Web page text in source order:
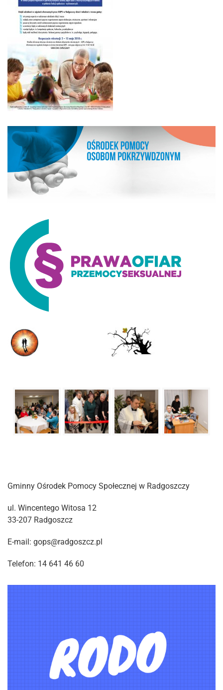
Gminny Ośrodek Pomocy Społecznej w Radgoszczy
ul. Wincentego Witosa 12
33-207 Radgoszcz
E-mail: gops@radgoszcz.pl
Telefon: 14 641 46 60